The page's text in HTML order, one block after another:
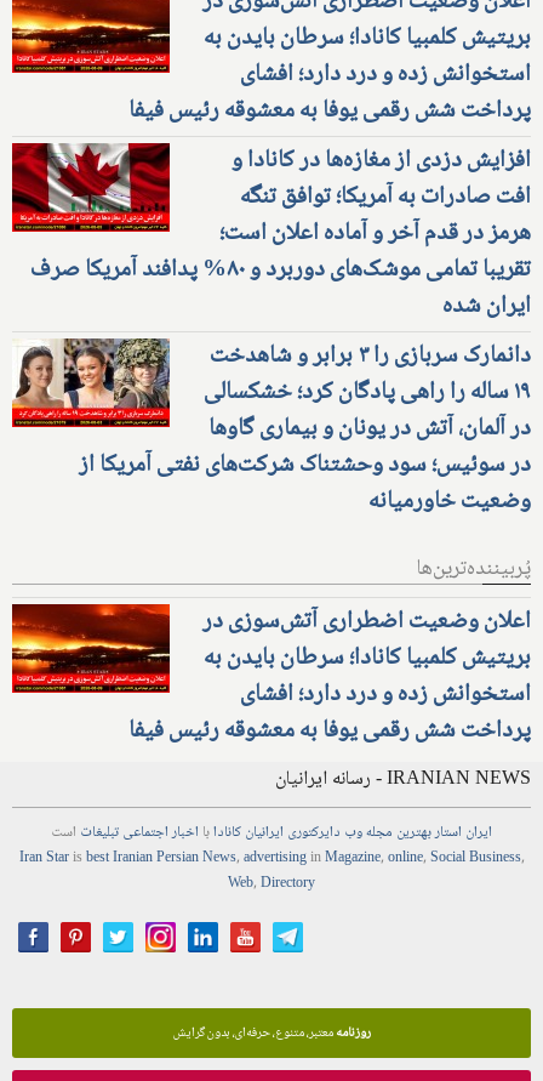
بریتیش کلمبیا کانادا؛ سرطان بایدن به
استخوانش زده و درد دارد؛ افشای
پرداخت شش رقمی یوفا به معشوقه رئیس فیفا
افزایش دزدی از مغازه‌ها در کانادا و
افت صادرات به آمریکا؛ توافق تنگه
هرمز در قدم آخر و آماده اعلان است؛
تقریبا تمامی موشک‌های دوربرد و ۸۰% پدافند آمریکا صرف
ایران شده
دانمارک سربازی را ۳ برابر و شاهدخت
۱۹ ساله را راهی پادگان کرد؛ خشکسالی
در آلمان، آتش در یونان و بیماری گاوها
در سوئیس؛ سود وحشتناک شرکت‌های نفتی آمریکا از
وضعیت خاورمیانه
پُربیننده‌ترین‌ها
اعلان وضعیت اضطراری آتش‌سوزی در
بریتیش کلمبیا کانادا؛ سرطان بایدن به
استخوانش زده و درد دارد؛ افشای
پرداخت شش رقمی یوفا به معشوقه رئیس فیفا
IRANIAN NEWS - رسانه ایرانیان
ایران استاربهترین مجلهوب دایرکتوری ایرانیان کانادابا اخباراجتماعیتبلیغات است
Iran Starisbest Iranian PersianNews,advertisinginMagazine,online,Social Business,
Web,Directory
روزنامهمعتبر، متنوع، حرفه‌ای، بدون گرایش